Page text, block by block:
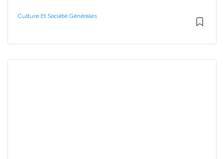
Culture Et Société Générales